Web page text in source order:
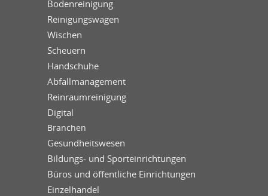
Bodenreinigung
Reinigungswagen
Wischen
Scheuern
Handschuhe
Abfallmanagement
Reinraumreinigung
Digital
Branchen
Gesundheitswesen
Bildungs- und Sporteinrichtungen
Büros und öffentliche Einrichtungen
Einzelhandel